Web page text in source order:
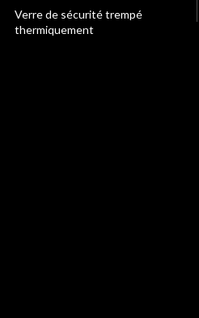
Verre de sécurité trempé
thermiquement